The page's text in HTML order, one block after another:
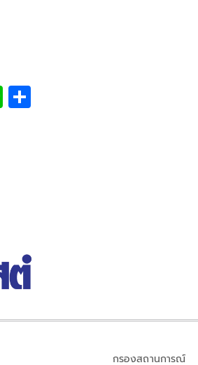
Li
กรองสถานการณ์